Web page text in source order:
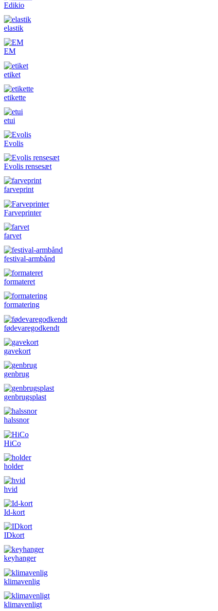
Edikio
elastik
EM
etiket
etikette
etui
Evolis
Evolis rensesæt
farveprint
Farveprinter
farvet
festival-armbånd
formateret
formatering
fødevaregodkendt
gavekort
genbrug
genbrugsplast
halssnor
HiCo
holder
hvid
Id-kort
IDkort
keyhanger
klimavenlig
klimavenligt